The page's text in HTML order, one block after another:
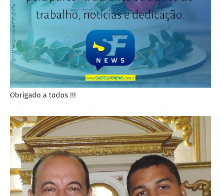
Obrigado a todos !!!